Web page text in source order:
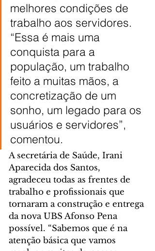
melhores condições de
trabalho aos servidores.
“Essa é mais uma
conquista para a
população, um trabalho
feito a muitas mãos, a
concretização de um
sonho, um legado para os
usuários e servidores”,
comentou.
A secretária de Saúde, Irani
Aparecida dos Santos,
agradeceu todas as frentes de
trabalho e profissionais que
tornaram a construção e entrega
da nova UBS Afonso Pena
possível. “Sabemos que é na
atenção básica que vamos